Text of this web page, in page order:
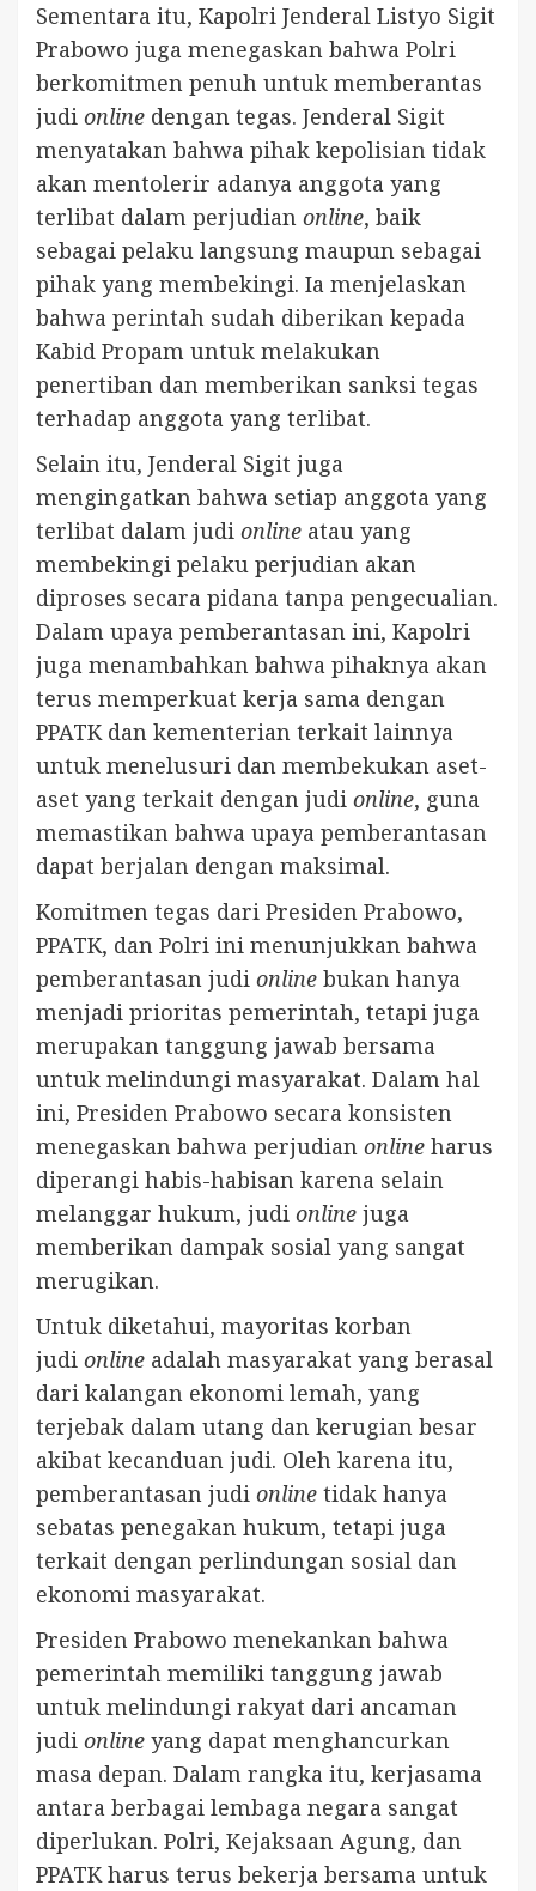
Sementara itu, Kapolri Jenderal Listyo Sigit
Prabowo juga menegaskan bahwa Polri
berkomitmen penuh untuk memberantas
judi online dengan tegas. Jenderal Sigit
menyatakan bahwa pihak kepolisian tidak
akan mentolerir adanya anggota yang
terlibat dalam perjudian online, baik
sebagai pelaku langsung maupun sebagai
pihak yang membekingi. Ia menjelaskan
bahwa perintah sudah diberikan kepada
Kabid Propam untuk melakukan
penertiban dan memberikan sanksi tegas
terhadap anggota yang terlibat.
Selain itu, Jenderal Sigit juga
mengingatkan bahwa setiap anggota yang
terlibat dalam judi online atau yang
membekingi pelaku perjudian akan
diproses secara pidana tanpa pengecualian.
Dalam upaya pemberantasan ini, Kapolri
juga menambahkan bahwa pihaknya akan
terus memperkuat kerja sama dengan
PPATK dan kementerian terkait lainnya
untuk menelusuri dan membekukan aset-
aset yang terkait dengan judi online, guna
memastikan bahwa upaya pemberantasan
dapat berjalan dengan maksimal.
Komitmen tegas dari Presiden Prabowo,
PPATK, dan Polri ini menunjukkan bahwa
pemberantasan judi online bukan hanya
menjadi prioritas pemerintah, tetapi juga
merupakan tanggung jawab bersama
untuk melindungi masyarakat. Dalam hal
ini, Presiden Prabowo secara konsisten
menegaskan bahwa perjudian online harus
diperangi habis-habisan karena selain
melanggar hukum, judi online juga
memberikan dampak sosial yang sangat
merugikan.
Untuk diketahui, mayoritas korban
judi online adalah masyarakat yang berasal
dari kalangan ekonomi lemah, yang
terjebak dalam utang dan kerugian besar
akibat kecanduan judi. Oleh karena itu,
pemberantasan judi online tidak hanya
sebatas penegakan hukum, tetapi juga
terkait dengan perlindungan sosial dan
ekonomi masyarakat.
Presiden Prabowo menekankan bahwa
pemerintah memiliki tanggung jawab
untuk melindungi rakyat dari ancaman
judi online yang dapat menghancurkan
masa depan. Dalam rangka itu, kerjasama
antara berbagai lembaga negara sangat
diperlukan. Polri, Kejaksaan Agung, dan
PPATK harus terus bekerja bersama untuk